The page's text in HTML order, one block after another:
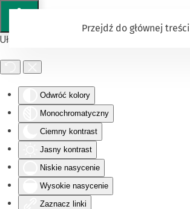
Ułatwienia dostępu
Odwróć kolory
Monochromatyczny
Ciemny kontrast
Jasny kontrast
Niskie nasycenie
Wysokie nasycenie
Zaznacz linki
Przejdź do głównej treści